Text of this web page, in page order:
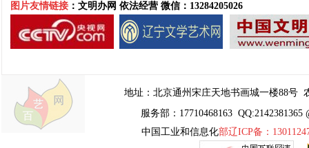
图片友情链接 ：文明办网 依法经营 微信：13284205026
地址： 北京通州宋庄天地书画城一楼88号
服务部：17710468163 QQ:2142381365
中国工业和信息化部辽ICP备：